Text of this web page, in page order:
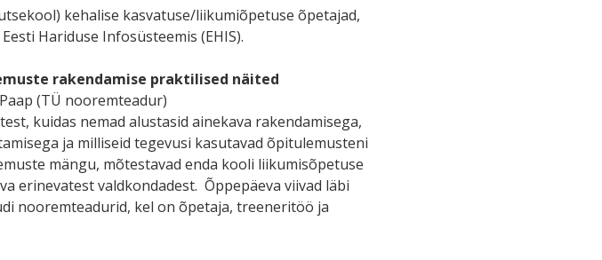
kehalise kasvatuse/liikumiõpetuse õpetajad,
Hariduse Infosüsteemis (EHIS).
rakendamise praktilised näited
(TÜ nooremteadur)
kuidas nemad alustasid ainekava rakendamisega,
ja milliseid tegevusi kasutavad õpitulemusteni
mängu, mõtestavad enda kooli liikumisõpetuse
erinevatest valdkondadest. Õppepäeva viivad läbi
nooremteadurid, kel on õpetaja, treeneritöö ja